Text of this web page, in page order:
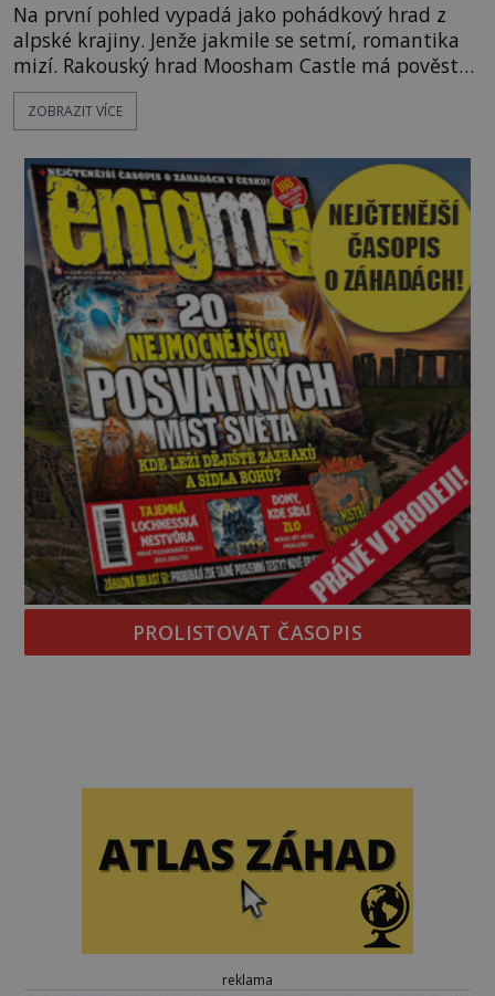
Na první pohled vypadá jako pohádkový hrad z
alpské krajiny. Jenže jakmile se setmí, romantika
mizí. Rakouský hrad Moosham Castle má pověst
nejděsivějšího domu v celé zemi. Lidé tu údajně
slyší kroky v prázdných chodbách, šeptání ze zdí i
temná minulost mohla zanechat něco, co se
dodnes nepodařilo vysvětlit. Kamenný hrad stojí v
horách Salcburska u
ZOBRAZIT VÍCE
PROLISTOVAT ČASOPIS
reklama